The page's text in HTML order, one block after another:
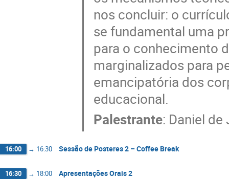
nos concluir: o
se fundamental uma
para o conhecimento
marginalizados para
emancipatória dos
educacional.
Palestrante: Daniel de
16:00 → 16:30 Sessão de Posteres 2 – Coffee Break
16:30 → 18:00 Apresentações Orais 2